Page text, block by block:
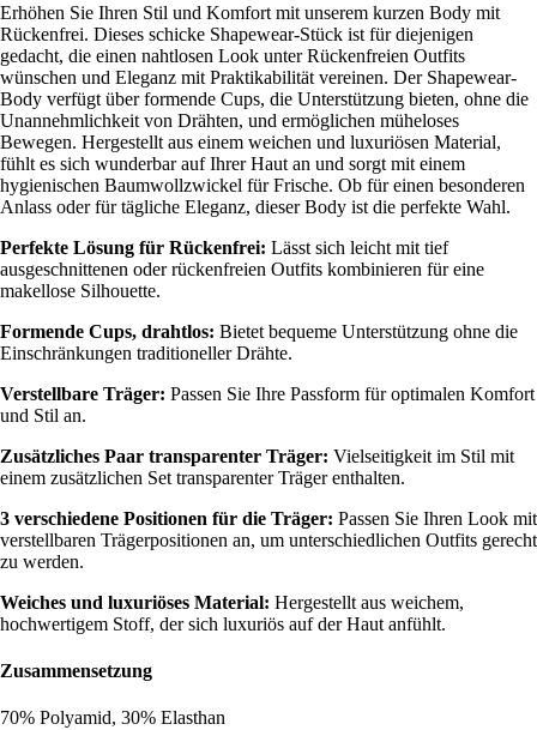
Erhöhen Sie Ihren Stil und Komfort mit unserem kurzen Body mit
Rückenfrei. Dieses schicke Shapewear-Stück ist für diejenigen
gedacht, die einen nahtlosen Look unter Rückenfreien Outfits
wünschen und Eleganz mit Praktikabilität vereinen. Der Shapewear-
Body verfügt über formende Cups, die Unterstützung bieten, ohne die
Unannehmlichkeit von Drähten, und ermöglichen müheloses
Bewegen. Hergestellt aus einem weichen und luxuriösen Material,
fühlt es sich wunderbar auf Ihrer Haut an und sorgt mit einem
hygienischen Baumwollzwickel für Frische. Ob für einen besonderen
Anlass oder für tägliche Eleganz, dieser Body ist die perfekte Wahl.
Perfekte Lösung für Rückenfrei: Lässt sich leicht mit tief
ausgeschnittenen oder rückenfreien Outfits kombinieren für eine
makellose Silhouette.
Formende Cups, drahtlos: Bietet bequeme Unterstützung ohne die
Einschränkungen traditioneller Drähte.
Verstellbare Träger: Passen Sie Ihre Passform für optimalen Komfort
und Stil an.
Zusätzliches Paar transparenter Träger: Vielseitigkeit im Stil mit
einem zusätzlichen Set transparenter Träger enthalten.
3 verschiedene Positionen für die Träger: Passen Sie Ihren Look mit
verstellbaren Trägerpositionen an, um unterschiedlichen Outfits gerecht
zu werden.
Weiches und luxuriöses Material: Hergestellt aus weichem,
hochwertigem Stoff, der sich luxuriös auf der Haut anfühlt.
Zusammensetzung
70% Polyamid, 30% Elasthan